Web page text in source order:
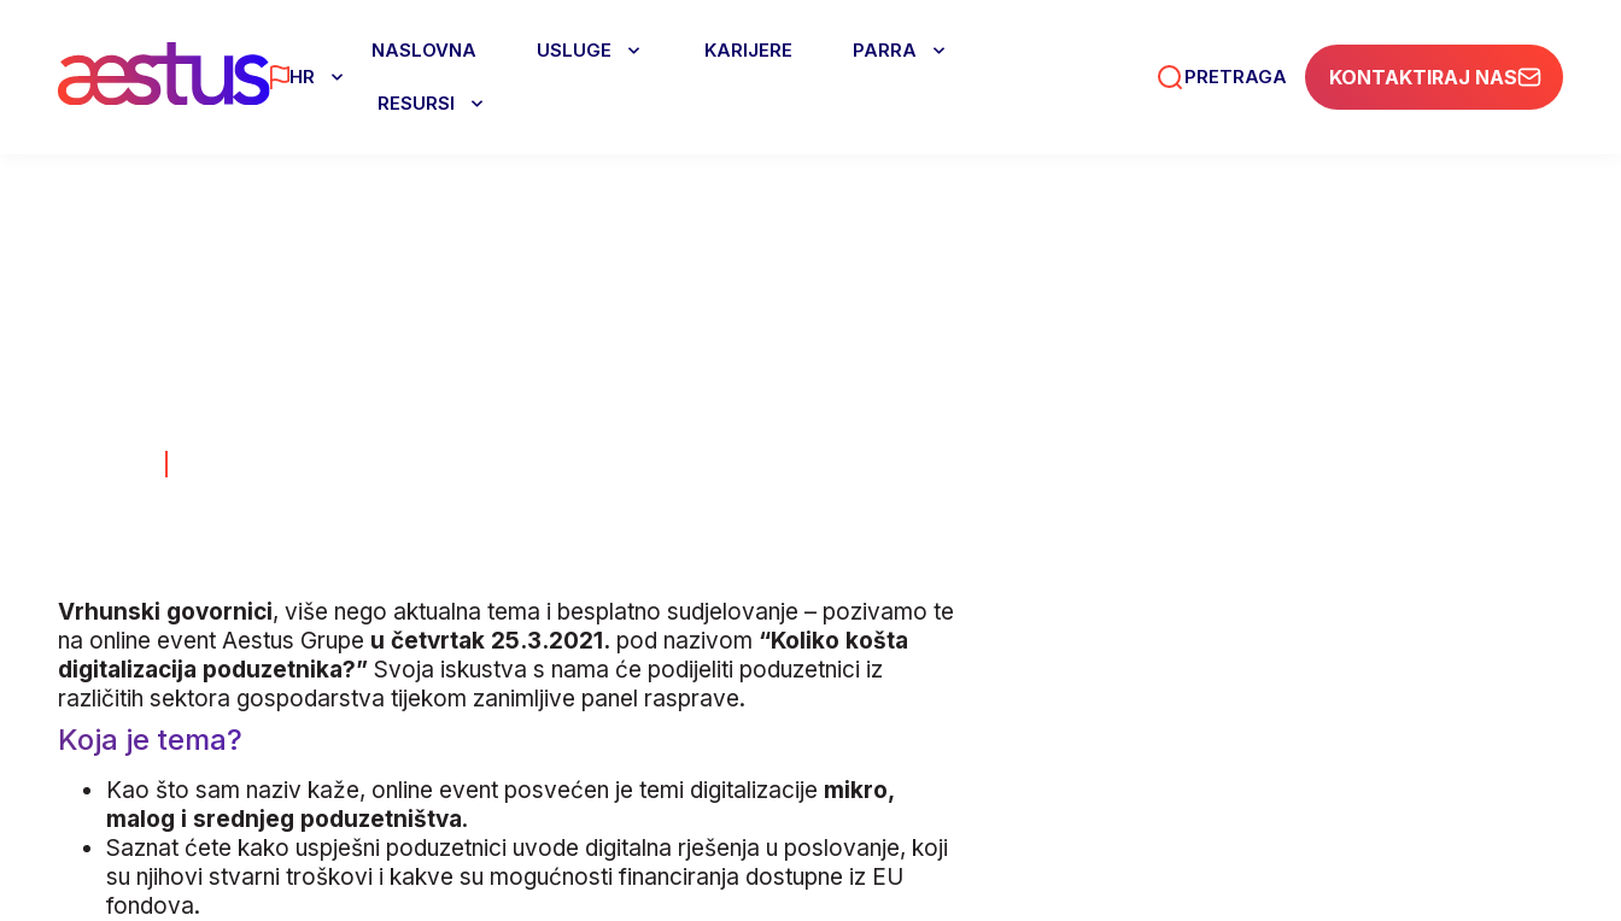
HR
NASLOVNA USLUGE KARIJERE PARRA
RESURSI
PRETRAGA KONTAKTIRAJ NAS
Vrhunski govornici, više nego aktualna tema i besplatno sudjelovanje – pozivamo te
na online event Aestus Grupe u četvrtak 25.3.2021. pod nazivom “Koliko košta
digitalizacija poduzetnika?” Svoja iskustva s nama će podijeliti poduzetnici iz
različitih sektora gospodarstva tijekom zanimljive panel rasprave.
Koja je tema?
Kao što sam naziv kaže, online event posvećen je temi digitalizacije mikro,
malog i srednjeg poduzetništva.
Saznat ćete kako uspješni poduzetnici uvode digitalna rješenja u poslovanje, koji
su njihovi stvarni troškovi i kakve su mogućnosti financiranja dostupne iz EU
fondova.